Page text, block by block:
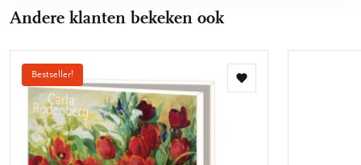
Andere klanten bekeken ook
Bestseller!
Toevoegen